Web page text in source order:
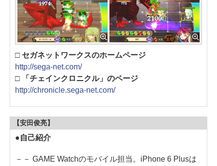
□ セガネットワークスのホームページ
http://sega-net.com/
□ 「チェインクロニクル」のページ
http://chronicle.sega-net.com/
【安田俊亮】
●自己紹介
－－ GAME Watchのモバイル担当。iPhone 6 Plusは